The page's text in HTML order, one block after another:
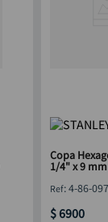
Copa
1/4" x 9 mm STANLEY 4-
:4-86-097
$6900